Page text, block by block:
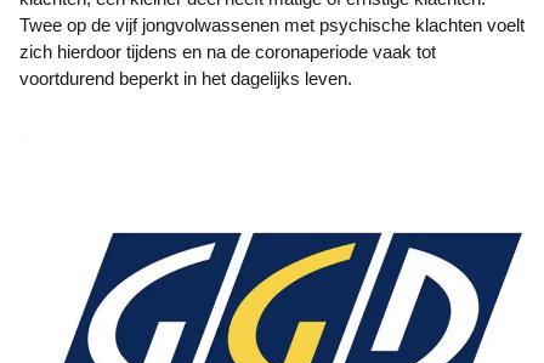
Twee op de vijf jongvolwassenen met psychische klachten voelt
zich hierdoor tijdens en na de coronaperiode vaak tot
voortdurend beperkt in het dagelijks leven.